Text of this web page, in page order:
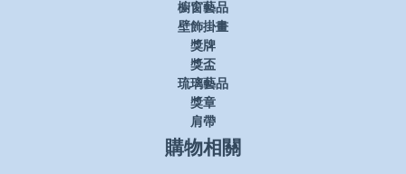
櫥窗藝品
壁飾掛畫
獎牌
獎盃
琉璃藝品
獎章
肩帶
購物相關